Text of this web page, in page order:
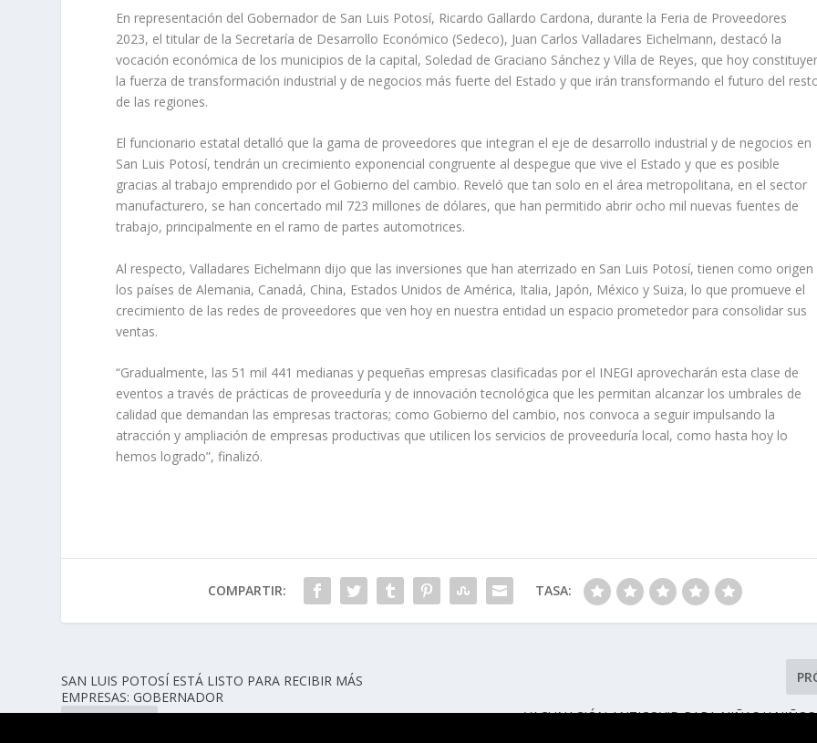
En representación del Gobernador de San Luis Potosí, Ricardo Gallardo Cardona, durante la Feria de Proveedores
2023, el titular de la Secretaría de Desarrollo Económico (Sedeco), Juan Carlos Valladares Eichelmann, destacó la
vocación económica de los municipios de la capital, Soledad de Graciano Sánchez y Villa de Reyes, que hoy
la fuerza de transformación industrial y de negocios más fuerte del Estado y que irán transformando el futuro del
de las regiones.
El funcionario estatal detalló que la gama de proveedores que integran el eje de desarrollo industrial y de negocios en
San Luis Potosí, tendrán un crecimiento exponencial congruente al despegue que vive el Estado y que es posible
gracias al trabajo emprendido por el Gobierno del cambio. Reveló que tan solo en el área metropolitana, en el sector
manufacturero, se han concertado mil 723 millones de dólares, que han permitido abrir ocho mil nuevas fuentes de
trabajo, principalmente en el ramo de partes automotrices.
Al respecto, Valladares Eichelmann dijo que las inversiones que han aterrizado en San Luis Potosí, tienen como origen
los países de Alemania, Canadá, China, Estados Unidos de América, Italia, Japón, México y Suiza, lo que promueve el
crecimiento de las redes de proveedores que ven hoy en nuestra entidad un espacio prometedor para consolidar sus
ventas.
“Gradualmente, las 51 mil 441 medianas y pequeñas empresas clasificadas por el INEGI aprovecharán esta clase de
eventos a través de prácticas de proveeduría y de innovación tecnológica que les permitan alcanzar los umbrales de
calidad que demandan las empresas tractoras; como Gobierno del cambio, nos convoca a seguir impulsando la
atracción y ampliación de empresas productivas que utilicen los servicios de proveeduría local, como hasta hoy lo
hemos logrado”, finalizó.
COMPARTIR: TASA:
SAN LUIS POTOSÍ ESTÁ LISTO PARA RECIBIR MÁS
EMPRESAS: GOBERNADOR
VACUNACIÓN ANTICOVID PARA NIÑAS Y